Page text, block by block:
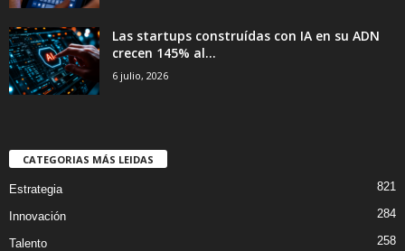
Las startups construídas con IA en su ADN
crecen 145% al...
6 julio, 2026
CATEGORIAS MÁS LEIDAS
Estrategia 821
Innovación 284
Talento 258